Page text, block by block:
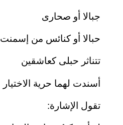
جبالا أو صحارى
حبالا أو كنائس من إسمنت
تتناثر حبلى كعاشقين
أسندت لهما حرية الاختيار
تقول الإشارة: